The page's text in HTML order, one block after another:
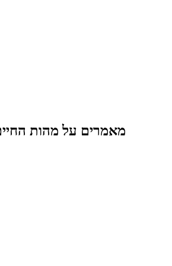
מאמרים על מהות